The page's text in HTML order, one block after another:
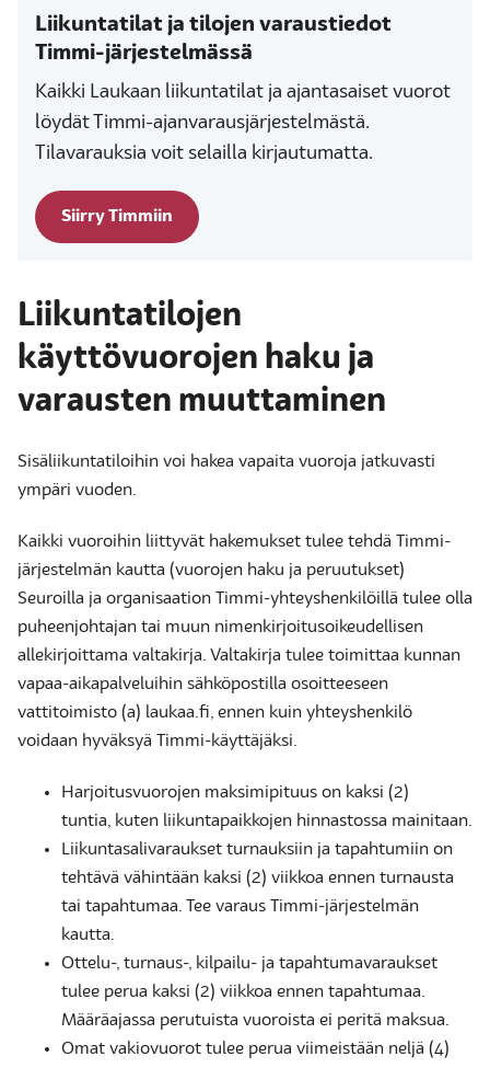
Liikuntatilat ja tilojen varaustiedot
Timmi-järjestelmässä
Kaikki Laukaan liikuntatilat ja ajantasaiset vuorot
löydät Timmi-ajanvarausjärjestelmästä.
Tilavarauksia voit selailla kirjautumatta.
Siirry Timmiin
Liikuntatilojen
käyttövuorojen haku ja
varausten muuttaminen
Sisäliikuntatiloihin voi hakea vapaita vuoroja jatkuvasti
ympäri vuoden.
Kaikki vuoroihin liittyvät hakemukset tulee tehdä Timmi-
järjestelmän kautta (vuorojen haku ja peruutukset)
Seuroilla ja organisaation Timmi-yhteyshenkilöillä tulee olla
puheenjohtajan tai muun nimenkirjoitusoikeudellisen
allekirjoittama valtakirja. Valtakirja tulee toimittaa kunnan
vapaa-aikapalveluihin sähköpostilla osoitteeseen
vattitoimisto (a) laukaa.fi, ennen kuin yhteyshenkilö
voidaan hyväksyä Timmi-käyttäjäksi.
Harjoitusvuorojen maksimipituus on kaksi (2)
tuntia, kuten liikuntapaikkojen hinnastossa mainitaan.
Liikuntasalivaraukset turnauksiin ja tapahtumiin on
tehtävä vähintään kaksi (2) viikkoa ennen turnausta
tai tapahtumaa. Tee varaus Timmi-järjestelmän
kautta.
Ottelu-, turnaus-, kilpailu- ja tapahtumavaraukset
tulee perua kaksi (2) viikkoa ennen tapahtumaa.
Määräajassa perutuista vuoroista ei peritä maksua.
Omat vakiovuorot tulee perua viimeistään neljä (4)